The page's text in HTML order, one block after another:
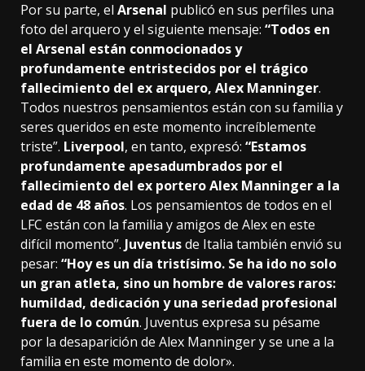
Por su parte, el Arsenal publicó en sus perfiles una
foto del arquero y el siguiente mensaje: “Todos en
el Arsenal están conmocionados y
profundamente entristecidos por el trágico
fallecimiento del ex arquero, Alex Manninger.
Todos nuestros pensamientos están con su familia y
seres queridos en este momento increíblemente
triste”. Liverpool, en tanto, expresó: “Estamos
profundamente apesadumbrados por el
fallecimiento del ex portero Alex Manninger a la
edad de 48 años. Los pensamientos de todos en el
LFC están con la familia y amigos de Alex en este
difícil momento”. Juventusde Italia también envió su
pesar: “Hoy es un día tristísimo. Se ha ido no solo
un gran atleta, sino un hombre de valores raros:
humildad, dedicación y una seriedad profesional
fuera de lo común. Juventus expresa su pésame
por la desaparición de Alex Manninger y se une a la
familia en este momento de dolor».